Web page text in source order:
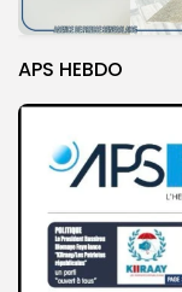
APS HEBDO